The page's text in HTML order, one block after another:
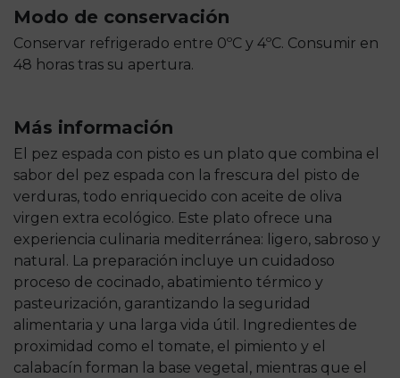
Modo de conservación
Conservar refrigerado entre 0ºC y 4ºC. Consumir en
48 horas tras su apertura.
Más información
El pez espada con pisto es un plato que combina el
sabor del pez espada con la frescura del pisto de
verduras, todo enriquecido con aceite de oliva
virgen extra ecológico. Este plato ofrece una
experiencia culinaria mediterránea: ligero, sabroso y
natural. La preparación incluye un cuidadoso
proceso de cocinado, abatimiento térmico y
pasteurización, garantizando la seguridad
alimentaria y una larga vida útil. Ingredientes de
proximidad como el tomate, el pimiento y el
calabacín forman la base vegetal, mientras que el